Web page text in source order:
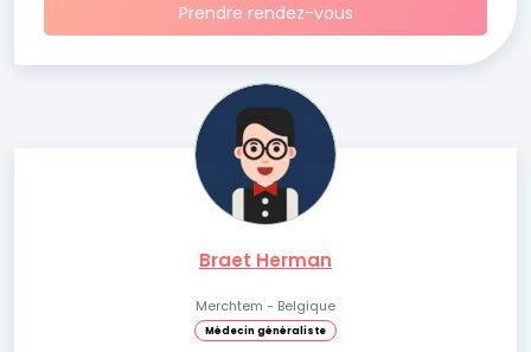
Prendre rendez-vous
Braet Herman
Merchtem - Belgique
Médecin généraliste